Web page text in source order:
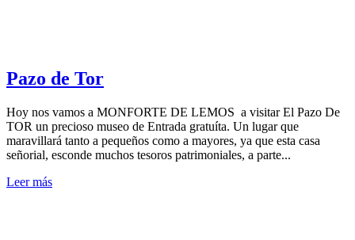
Pazo de Tor
Hoy nos vamos a MONFORTE DE LEMOS a visitar El Pazo De
TOR un precioso museo de Entrada gratuíta. Un lugar que
maravillará tanto a pequeños como a mayores, ya que esta casa
señorial, esconde muchos tesoros patrimoniales, a parte...
Leer más